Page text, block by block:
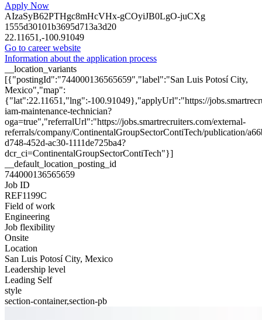
Apply Now
AIzaSyB62PTHgc8mHcVHx-gCOyiJB0LgO-juCXg
1555d30101b3695d713a3d20
22.11651,-100.91049
Go to career website
Information about the application process
__location_variants
[{"postingId":"744000136565659","label":"San Luis Potosí City,
Mexico","map":
{"lat":22.11651,"lng":-100.91049},"applyUrl":"https://
iam-maintenance-technician?
oga=true","referralUrl":"https://jobs.smartrecruiters.com/external-
referrals/company/ContinentalGroupSectorContiTech/publication/
d748-452d-ac30-1111de725ba4?
dcr_ci=ContinentalGroupSectorContiTech"}]
__default_location_posting_id
744000136565659
Job ID
REF1199C
Field of work
Engineering
Job flexibility
Onsite
Location
San Luis Potosí City, Mexico
Leadership level
Leading Self
style
section-container,section-pb